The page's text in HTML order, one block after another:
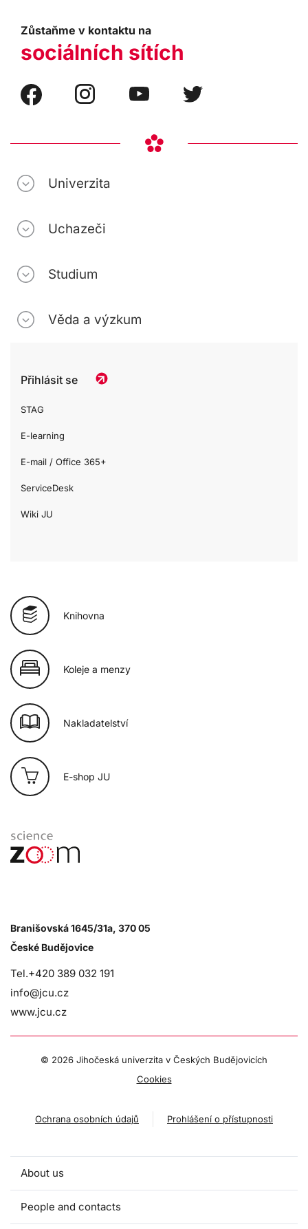
Zůstaňme v kontaktu na
sociálních sítích
Univerzita
Uchazeči
Studium
Věda a výzkum
Přihlásit se
STAG
E-learning
E-mail / Office 365+
ServiceDesk
Wiki JU
Knihovna
Koleje a menzy
Nakladatelství
E-shop JU
Branišovská 1645/31a, 370 05
České Budějovice
Tel.+420 389 032 191
info@jcu.cz
www.jcu.cz
© 2026 Jihočeská univerzita v Českých Budějovicích
Cookies
Ochrana osobních údajů Prohlášení o přístupnosti
About us
People and contacts